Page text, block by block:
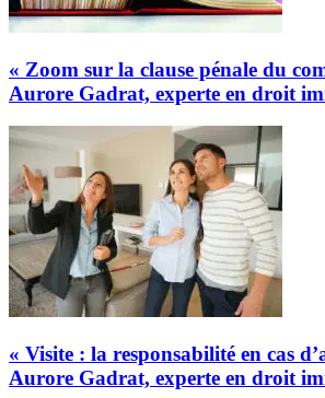
« Zoom sur la clause pénale du
Aurore Gadrat, experte en droit
« Visite : la responsabilité en cas
Aurore Gadrat, experte en droit